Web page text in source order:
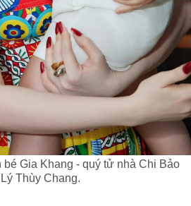
bé Gia Khang - quý tử nhà Chi Bảo
Thùy Chang.